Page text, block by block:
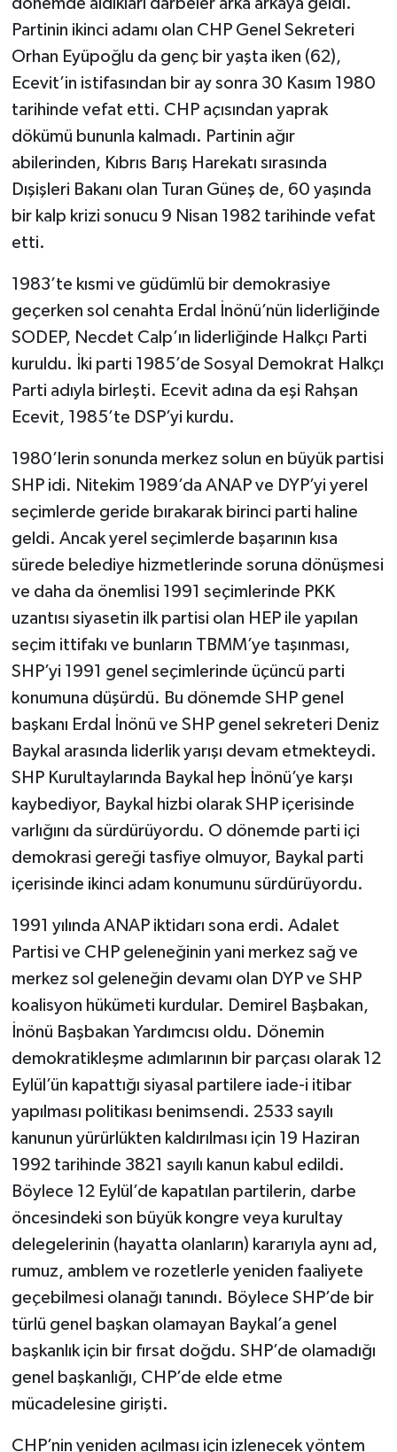
Partinin ikinci adamı olan CHP Genel Sekreteri
Orhan Eyüpoğlu da genç bir yaşta iken (62),
Ecevit’in istifasından bir ay sonra 30 Kasım 1980
tarihinde vefat etti. CHP açısından yaprak
dökümü bununla kalmadı. Partinin ağır
abilerinden, Kıbrıs Barış Harekatı sırasında
Dışişleri Bakanı olan Turan Güneş de, 60 yaşında
bir kalp krizi sonucu 9 Nisan 1982 tarihinde vefat
etti.
1983’te kısmi ve güdümlü bir demokrasiye
geçerken sol cenahta Erdal İnönü’nün liderliğinde
SODEP, Necdet Calp’ın liderliğinde Halkçı Parti
kuruldu. İki parti 1985’de Sosyal Demokrat Halkçı
Parti adıyla birleşti. Ecevit adına da eşi Rahşan
Ecevit, 1985’te DSP’yi kurdu.
1980’lerin sonunda merkez solun en büyük partisi
SHP idi. Nitekim 1989’da ANAP ve DYP’yi yerel
seçimlerde geride bırakarak birinci parti haline
geldi. Ancak yerel seçimlerde başarının kısa
sürede belediye hizmetlerinde soruna dönüşmesi
ve daha da önemlisi 1991 seçimlerinde PKK
uzantısı siyasetin ilk partisi olan HEP ile yapılan
seçim ittifakı ve bunların TBMM’ye taşınması,
SHP’yi 1991 genel seçimlerinde üçüncü parti
konumuna düşürdü. Bu dönemde SHP genel
başkanı Erdal İnönü ve SHP genel sekreteri Deniz
Baykal arasında liderlik yarışı devam etmekteydi.
SHP Kurultaylarında Baykal hep İnönü’ye karşı
kaybediyor, Baykal hizbi olarak SHP içerisinde
varlığını da sürdürüyordu. O dönemde parti içi
demokrasi gereği tasfiye olmuyor, Baykal parti
içerisinde ikinci adam konumunu sürdürüyordu.
1991 yılında ANAP iktidarı sona erdi. Adalet
Partisi ve CHP geleneğinin yani merkez sağ ve
merkez sol geleneğin devamı olan DYP ve SHP
koalisyon hükümeti kurdular. Demirel Başbakan,
İnönü Başbakan Yardımcısı oldu. Dönemin
demokratikleşme adımlarının bir parçası olarak 12
Eylül’ün kapattığı siyasal partilere iade-i itibar
yapılması politikası benimsendi. 2533 sayılı
kanunun yürürlükten kaldırılması için 19 Haziran
1992 tarihinde 3821 sayılı kanun kabul edildi.
Böylece 12 Eylül’de kapatılan partilerin, darbe
öncesindeki son büyük kongre veya kurultay
delegelerinin (hayatta olanların) kararıyla aynı ad,
rumuz, amblem ve rozetlerle yeniden faaliyete
geçebilmesi olanağı tanındı. Böylece SHP’de bir
türlü genel başkan olamayan Baykal’a genel
başkanlık için bir fırsat doğdu. SHP’de olamadığı
genel başkanlığı, CHP’de elde etme
mücadelesine girişti.
CHP’nin yeniden açılması için izlenecek yöntem